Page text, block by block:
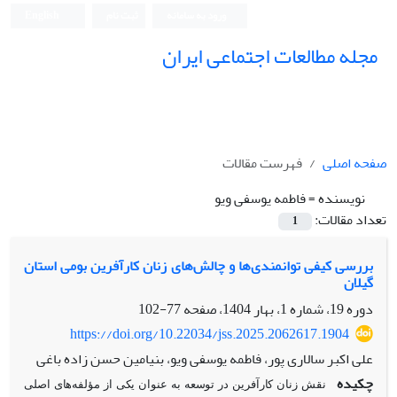
مجله مطالعات اجتماعی ایران
صفحه اصلی
فهرست مقالات
نویسنده =فاطمه یوسفی ویو
تعداد مقالات:
1
بررسی کیفی توانمندی‌ها و چالش‌های زنان کارآفرین بومی استان
گیلان
دوره 19، شماره 1، بهار 1404، صفحه
77-102
https://doi.org/10.22034/jss.2025.2062617.1904
علی اکبر سالاری پور، فاطمه یوسفی ویو، بنیامین حسن زاده باغی
چکیده
نقش زنان کارآفرین در توسعه به عنوان یکی از مؤلفه‌های اصلی